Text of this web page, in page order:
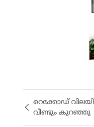
റെക്കോഡ്
വീണ്ടും കുറഞ്ഞു